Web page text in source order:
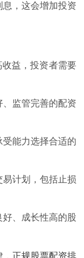
，这会增加投资
益，投资者需要
监管完善的配资
能力选择合适的
计划，包括止损
、成长性高的股
正规股票配资排